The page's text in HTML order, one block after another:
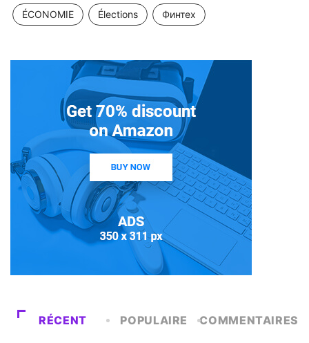
ÉCONOMIE Élections Финтех
RÉCENT POPULAIRE COMMENTAIRES